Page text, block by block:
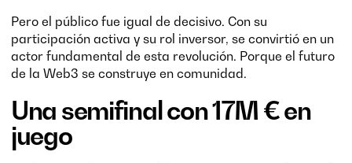
Pero el público fue igual de decisivo. Con su
participación activa y su rol inversor, se convirtió en un
actor fundamental de esta revolución. Porque el futuro
de la Web3 se construye en comunidad.
Una semifinal con 17M € en
juego